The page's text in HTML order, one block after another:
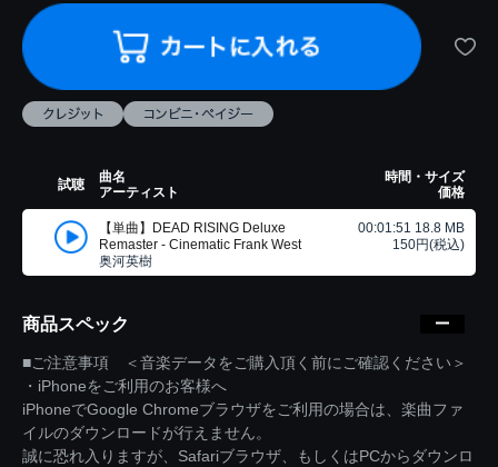
試聴
曲名
アーティスト
時間・サイズ
価格
【単曲】DEAD RISING Deluxe
Remaster - Cinematic Frank West
奥河英樹
00:01:51 18.8 MB
150円(税込)
商品スペック
■ご注意事項 ＜音楽データをご購入頂く前にご確認ください＞
・iPhoneをご利用のお客様へ
iPhoneでGoogle Chromeブラウザをご利用の場合は、楽曲ファ
イルのダウンロードが行えません。
誠に恐れ入りますが、Safariブラウザ、もしくはPCからダウンロ